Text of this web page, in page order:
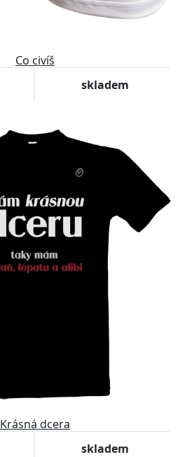
Co civíš
skladem
Krásná dcera
skladem